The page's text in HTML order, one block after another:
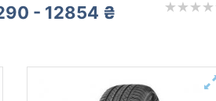
- 12854 ₴